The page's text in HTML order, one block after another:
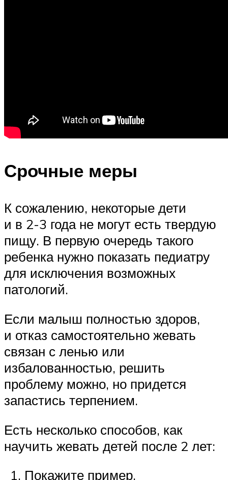
Срочные меры
К сожалению, некоторые дети
и в 2-3 года не могут есть твердую
пищу. В первую очередь такого
ребенка нужно показать педиатру
для исключения возможных
патологий.
Если малыш полностью здоров,
и отказ самостоятельно жевать
связан с ленью или
избалованностью, решить
проблему можно, но придется
запастись терпением.
Есть несколько способов, как
научить жевать детей после 2 лет:
Покажите пример.